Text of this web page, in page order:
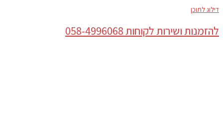
דילוג לתוכן
להזמנות ושירות לקוחות 058-4996068